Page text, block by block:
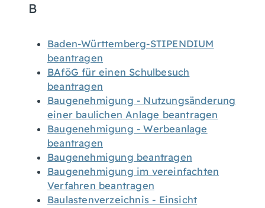
B
Baden-Württemberg-STIPENDIUM
beantragen
BAföG für einen Schulbesuch
beantragen
Baugenehmigung - Nutzungsänderung
einer baulichen Anlage beantragen
Baugenehmigung - Werbeanlage
beantragen
Baugenehmigung beantragen
Baugenehmigung im vereinfachten
Verfahren beantragen
Baulastenverzeichnis - Einsicht